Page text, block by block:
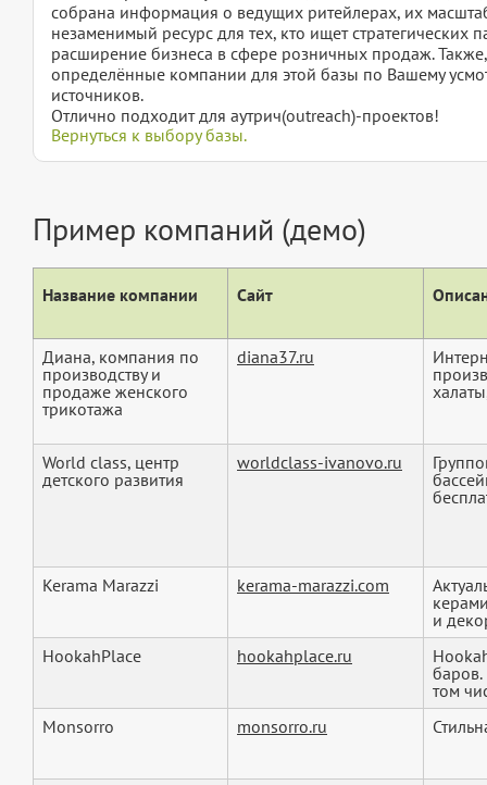
собрана информация о ведущих ритейлерах, их
незаменимый ресурс для тех, кто ищет стратегических
расширение бизнеса в сфере розничных продаж.
определённые компании для этой базы по Вашему
источников.
Отлично подходит для аутрич(outreach)-проектов!
Вернуться к выбору базы.
Пример компаний (демо)
Название компании Сайт
Диана, компания по
производству и
продаже женского
трикотажа
diana37.ru
World class, центр
детского развития
worldclass-ivanovo.ru
Kerama Marazzi kerama-marazzi.com
и
HookahPlace
hookahplace.ru
баров.
том
Monsorro
monsorro.ru